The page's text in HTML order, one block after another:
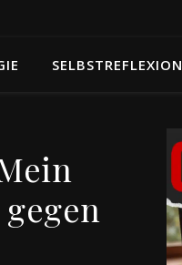
SELBSTREFLEXION